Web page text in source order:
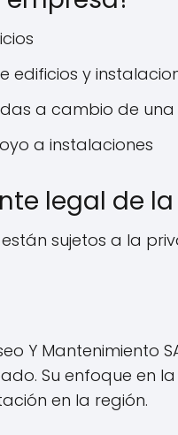
y
a cambio de
a instalaciones
legal de
sujetos a la
Y
Su enfoque
en la región.